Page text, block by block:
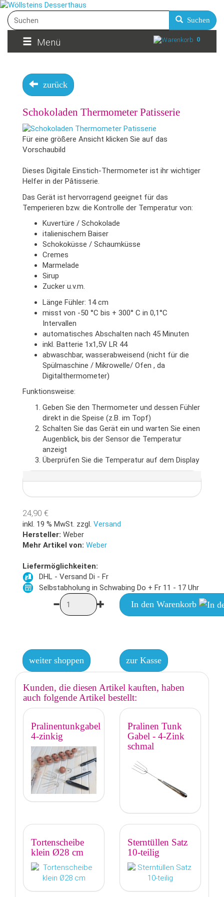
Suchen
Menü 0
zurück
Schokoladen Thermometer Patisserie
Für eine größere Ansicht klicken Sie auf das
Vorschaubild
Dieses Digitale Einstich-Thermometer ist ihr wichtiger
Helfer in der Pâtisserie.
Das Gerät ist hervorragend geeignet für das
Temperieren bzw. die Kontrolle der Temperatur von:
Kuvertüre / Schokolade
italienischem Baiser
Schokoküsse / Schaumküsse
Cremes
Marmelade
Sirup
Zucker u.v.m.
Länge Fühler: 14 cm
misst von -50 °C bis + 300° C in 0,1°C
Intervallen
automatisches Abschalten nach 45 Minuten
inkl. Batterie 1x1,5V LR 44
abwaschbar, wasserabweisend (nicht für die
Spülmaschine / Mikrowelle/ Ofen , da
Digitalthermometer)
Funktionsweise:
Geben Sie den Thermometer und dessen Fühler
direkt in die Speise (z.B. im Topf)
Schalten Sie das Gerät ein und warten Sie einen
Augenblick, bis der Sensor die Temperatur
anzeigt
Überprüfen Sie die Temperatur auf dem Display
24,90 €
inkl. 19 % MwSt. zzgl. Versand
Hersteller: Weber
Mehr Artikel von: Weber
Liefermöglichkeiten:
DHL - Versand Di - Fr
Selbstabholung in Schwabing Do + Fr 11 - 17 Uhr
In den Warenkorb
weiter shoppen zur Kasse
Kunden, die diesen Artikel kauften, haben
auch folgende Artikel bestellt:
Pralinentunkgabel
4-zinkig
Pralinen Tunk
Gabel - 4-Zink
schmal
Tortenscheibe
klein Ø28 cm
Sterntüllen Satz
10-teilig